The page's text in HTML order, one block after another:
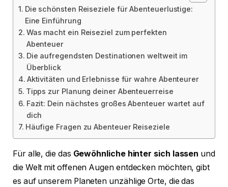
Die schönsten Reiseziele für Abenteuerlustige:
Eine Einführung
Was macht ein Reiseziel zum perfekten
Abenteuer
Die aufregendsten Destinationen weltweit im
Überblick
Aktivitäten und Erlebnisse für wahre Abenteurer
Tipps zur Planung deiner Abenteuerreise
Fazit: Dein nächstes großes Abenteuer wartet auf
dich
Häufige Fragen zu Abenteuer Reiseziele
Für alle, die das Gewöhnliche hinter sich lassen und
die Welt mit offenen Augen entdecken möchten, gibt
es auf unserem Planeten unzählige Orte, die das